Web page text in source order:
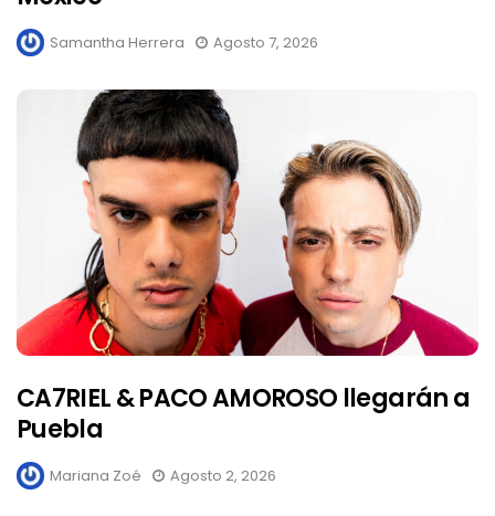
Samantha Herrera Agosto 7, 2026
CA7RIEL & PACO AMOROSO llegarán a
Puebla
Mariana Zoé Agosto 2, 2026